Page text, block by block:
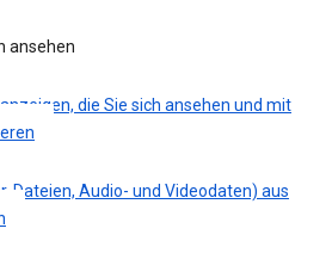
ansehen
die Sie sich ansehen und mit
Dateien, Audio- und Videodaten) aus